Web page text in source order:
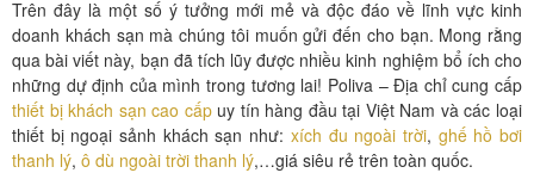
Trên đây là một số ý tưởng mới mẻ và độc đáo về lĩnh vực kinh
doanh khách sạn mà chúng tôi muốn gửi đến cho bạn. Mong rằng
qua bài viết này, bạn đã tích lũy được nhiều kinh nghiệm bổ ích cho
những dự định của mình trong tương lai! Poliva – Địa chỉ cung cấp
thiết bị khách sạn cao cấpuy tín hàng đầu tại Việt Nam và các loại
thiết bị ngoại sảnh khách sạn như: xích đu ngoài trời, ghế hồ bơi
thanh lý, ô dù ngoài trời thanh lý,…giá siêu rẻ trên toàn quốc.